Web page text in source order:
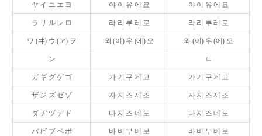
ヤ イ ユ エ ヨ 야 이 유 에 요 야 이 유 에 요
ラ リ ル レ ロ 라 리 루 레 로 라 리 루 레 로
ワ (ヰ) ウ (ヱ) ヲ 와 (이) 우 (에) 오 와 (이) 우 (에) 오
ン ㄴ
ガ ギ グ ゲ ゴ 가 기 구 게 고 가 기 구 게 고
ザ ジ ズ ゼ ゾ 자 지 즈 제 조 자 지 즈 제 조
ダ ヂ ヅ デ ド 다 지 즈 데 도 다 지 즈 데 도
バ ビ ブ ベ ボ 바 비 부 베 보 바 비 부 베 보